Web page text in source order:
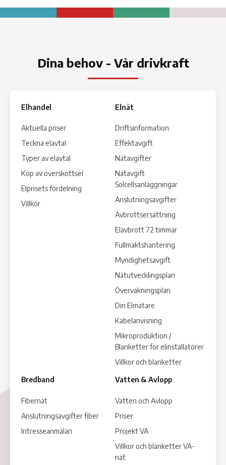
Dina behov - Vår drivkraft
Elhandel
Aktuella priser
Teckna elavtal
Typer av elavtal
Köp av överskottsel
Elprisets fördelning
Villkor
Elnät
Driftsinformation
Effektavgift
Nätavgifter
Nätavgift
Solcellsanläggningar
Anslutningsavgifter
Avbrottsersättning
Elavbrott 72 timmar
Fullmaktshantering
Myndighetsavgift
Nätutvecklingsplan
Övervakningsplan
Din Elmätare
Kabelanvisning
Mikroproduktion /
Blanketter för elinstallatörer
Villkor och blanketter
Bredband
Fibernät
Anslutningsavgifter fiber
Intresseanmälan
Vatten & Avlopp
Vatten och Avlopp
Priser
Projekt VA
Villkor och blanketter VA-
nät